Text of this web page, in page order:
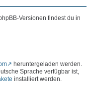
Versionen findest du in
heruntergeladen werden.
Sprache verfügbar ist,
installiert werden.